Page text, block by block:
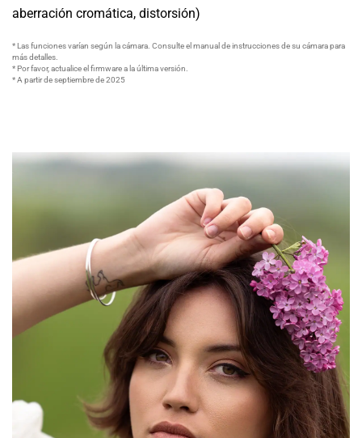
aberración cromática, distorsión)
* Las funciones varían según la cámara. Consulte el manual de instrucciones de su cámara para
más detalles.
* Por favor, actualice el firmware a la última versión.
* A partir de septiembre de 2025